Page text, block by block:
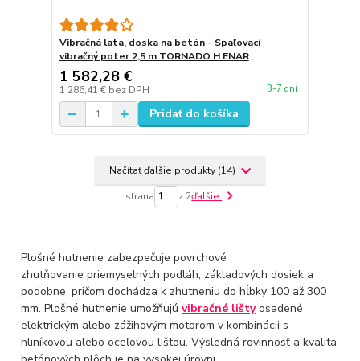
Vibračná lata, doska na betón - Spaľovací
vibračný poter 2,5 m TORNADO H ENAR
1 582,28 €
1 286,41 € bez DPH 3-7 dní
Pridať do košíka
Načítať ďalšie produkty (14)
strana z 2ďalšie
Plošné hutnenie zabezpečuje povrchové
zhutňovanie priemyselných podláh, základových dosiek a
podobne, pričom dochádza k zhutneniu do hĺbky 100 až 300
mm. Plošné hutnenie umožňujúvibračné lištyosadené
elektrickým alebo zážihovým motorom v kombinácii s
hliníkovou alebo oceľovou lištou. Výsledná rovinnosť a kvalita